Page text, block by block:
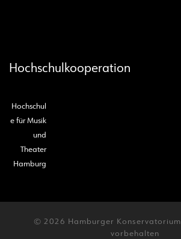
Hochschulkooperation
Hochschul
e für Musik
und
Theater
Hamburg
© 2026 Hamburger Konservatorium
vorbehalten